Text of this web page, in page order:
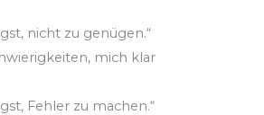
nicht zu genügen.“
mich klar
Fehler zu machen.“